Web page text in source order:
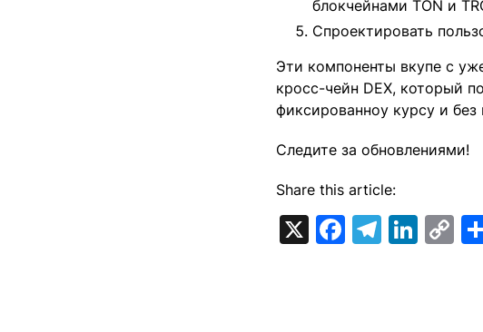
блокчейнами TON и
Спроектировать
Эти компоненты вкупе с
кросс-чейн DEX, который
фиксированноу курсу и
Следите за обновлениями!
Share this article:
X Facebook